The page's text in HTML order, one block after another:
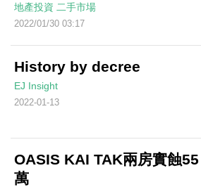
地產投資 二手市場
2022/01/30 03:17
History by decree
EJ Insight
2022-01-13
OASIS KAI TAK兩房實蝕55
萬